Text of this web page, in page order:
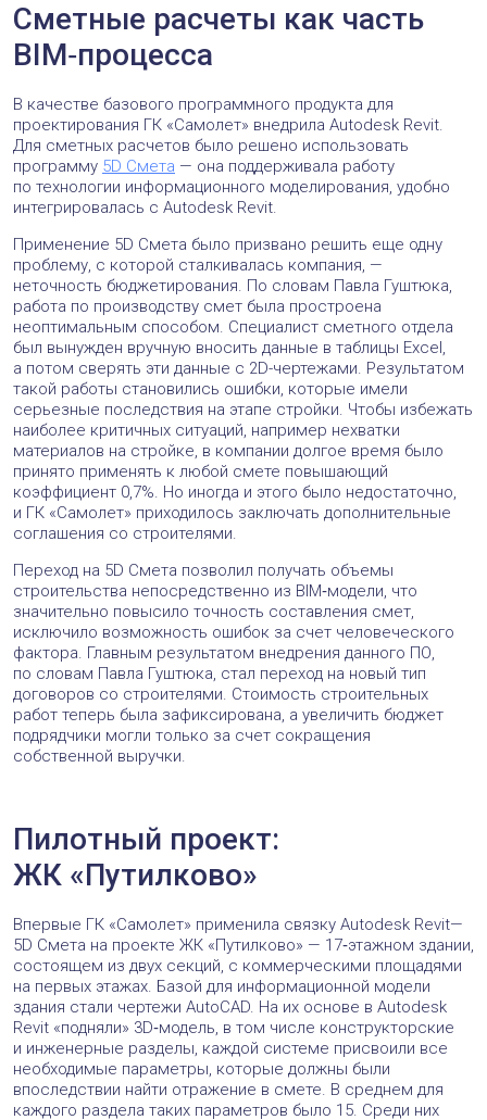
Сметные расчеты как часть
BIM‑процесса
В качестве базового программного продукта для
проектирования ГК «Самолет» внедрила Autodesk Revit.
Для сметных расчетов было решено использовать
программу 5D Смета — она поддерживала работу
по технологии информационного моделирования, удобно
интегрировалась с Autodesk Revit.
Применение 5D Cмета было призвано решить еще одну
проблему, с которой сталкивалась компания, —
неточность бюджетирования. По словам Павла Гуштюка,
работа по производству смет была простроена
неоптимальным способом. Специалист сметного отдела
был вынужден вручную вносить данные в таблицы Excel,
а потом сверять эти данные с 2D-чертежами. Результатом
такой работы становились ошибки, которые имели
серьезные последствия на этапе стройки. Чтобы избежать
наиболее критичных ситуаций, например нехватки
материалов на стройке, в компании долгое время было
принято применять к любой смете повышающий
коэффициент 0,7%. Но иногда и этого было недостаточно,
и ГК «Самолет» приходилось заключать дополнительные
соглашения со строителями.
Переход на 5D Cмета позволил получать объемы
строительства непосредственно из BIM‑модели, что
значительно повысило точность составления смет,
исключило возможность ошибок за счет человеческого
фактора. Главным результатом внедрения данного ПО,
по словам Павла Гуштюка, стал переход на новый тип
договоров со строителями. Стоимость строительных
работ теперь была зафиксирована, а увеличить бюджет
подрядчики могли только за счет сокращения
собственной выручки.
Пилотный проект:
ЖК «Путилково»
Впервые ГК «Самолет» применила связку Autodesk Revit—
5D Смета на проекте ЖК «Путилково» — 17‑этажном здании,
состоящем из двух секций, с коммерческими площадями
на первых этажах. Базой для информационной модели
здания стали чертежи AutoCAD. На их основе в Autodesk
Revit «подняли» 3D‑модель, в том числе конструкторские
и инженерные разделы, каждой системе присвоили все
необходимые параметры, которые должны были
впоследствии найти отражение в смете. В среднем для
каждого раздела таких параметров было 15. Среди них